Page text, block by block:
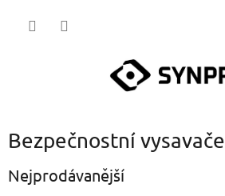
Bezpečnostní vysavače
Nejprodávanější